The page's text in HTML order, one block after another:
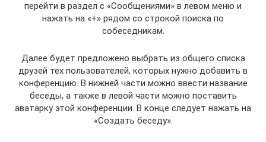
перейти в раздел с «Сообщениями» в левом меню и
нажать на «+» рядом со строкой поиска по
собеседникам.
Далее будет предложено выбрать из общего списка
друзей тех пользователей, которых нужно добавить в
конференцию. В нижней части можно ввести название
беседы, а также в левой части можно поставить
аватарку этой конференции. В конце следует нажать на
«Создать беседу».